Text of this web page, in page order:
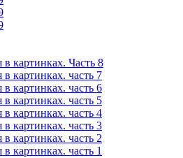
картинках. Часть 8
картинках. часть 7
картинках. часть 6
картинках. часть 5
картинках. часть 4
картинках. часть 3
картинках. часть 2
картинках. часть 1